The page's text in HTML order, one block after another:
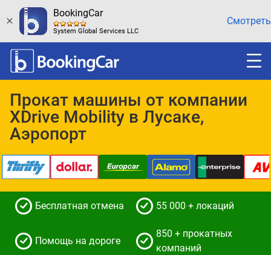
BookingCar
System Global Services LLC
Смотреть
Прокат машины от компании
XDrive Mobility в Лусаке,
Аэропорт
Бесплатная отмена 55 000 + локаций
Помощь на дороге
850 + прокатных
компаний